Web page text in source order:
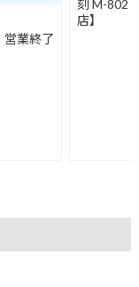
業終了
刻 M-802
店】